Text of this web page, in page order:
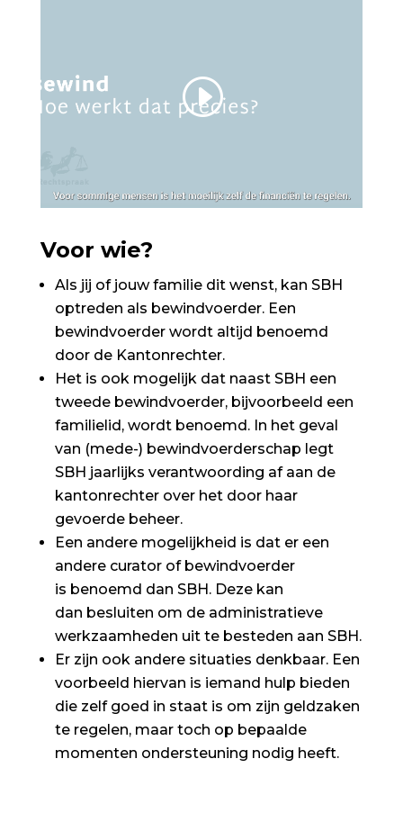
Voor wie?
Als jij of jouw familie dit wenst, kan SBH
optreden als bewindvoerder. Een
bewindvoerder wordt altijd benoemd
door de Kantonrechter.
Het is ook mogelijk dat naast SBH een
tweede bewindvoerder, bijvoorbeeld een
familielid, wordt benoemd. In het geval
van (mede-) bewindvoerderschap legt
SBH jaarlijks verantwoording af aan de
kantonrechter over het door haar
gevoerde beheer.
Een andere mogelijkheid is dat er een
andere curator of bewindvoerder
is benoemd dan SBH. Deze kan
dan besluiten om de administratieve
werkzaamheden uit te besteden aan SBH.
Er zijn ook andere situaties denkbaar. Een
voorbeeld hiervan is iemand hulp bieden
die zelf goed in staat is om zijn geldzaken
te regelen, maar toch op bepaalde
momenten ondersteuning nodig heeft.